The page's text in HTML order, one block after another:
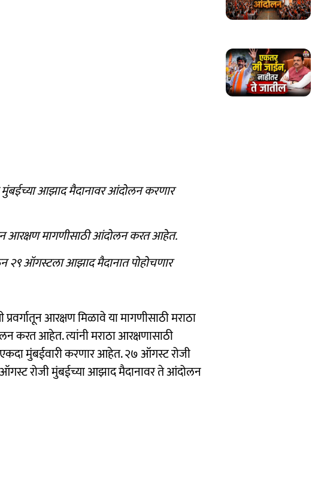
मुंबईच्या आझाद मैदानावर आंदोलन करणार
आरक्षण मागणीसाठी आंदोलन करत आहेत.
२९ ऑगस्टला आझाद मैदानात पोहोचणार
आरक्षण मिळावे या मागणीसाठी मराठा
करत आहेत. त्यांनी मराठा आरक्षणासाठी
मुंबईवारी करणार आहेत. २७ ऑगस्ट रोजी
रोजी मुंबईच्या आझाद मैदानावर ते आंदोलन